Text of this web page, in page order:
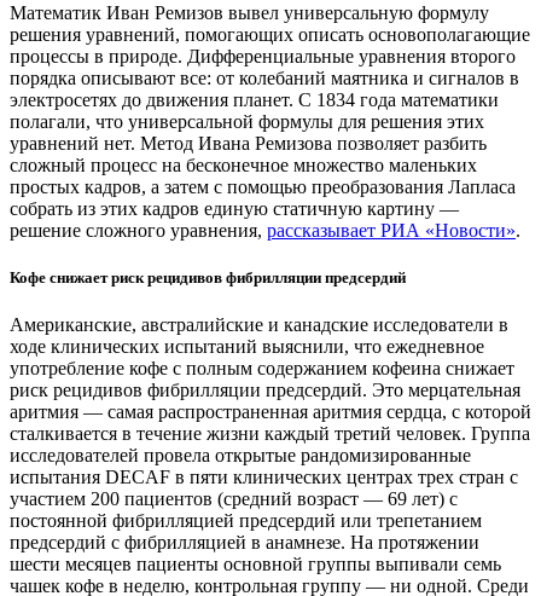
Математик Иван Ремизов вывел универсальную формулу
решения уравнений, помогающих описать основополагающие
процессы в природе. Дифференциальные уравнения второго
порядка описывают все: от колебаний маятника и сигналов в
электросетях до движения планет. С 1834 года математики
полагали, что универсальной формулы для решения этих
уравнений нет. Метод Ивана Ремизова позволяет разбить
сложный процесс на бесконечное множество маленьких
простых кадров, а затем с помощью преобразования Лапласа
собрать из этих кадров единую статичную картину —
решение сложного уравнения, рассказывает РИА «Новости».
Кофе снижает риск рецидивов фибрилляции предсердий
Американские, австралийские и канадские исследователи в
ходе клинических испытаний выяснили, что ежедневное
употребление кофе с полным содержанием кофеина снижает
риск рецидивов фибрилляции предсердий. Это мерцательная
аритмия — самая распространенная аритмия сердца, с которой
сталкивается в течение жизни каждый третий человек. Группа
исследователей провела открытые рандомизированные
испытания DECAF в пяти клинических центрах трех стран с
участием 200 пациентов (средний возраст — 69 лет) с
постоянной фибрилляцией предсердий или трепетанием
предсердий с фибрилляцией в анамнезе. На протяжении
шести месяцев пациенты основной группы выпивали семь
чашек кофе в неделю, контрольная группу — ни одной. Среди